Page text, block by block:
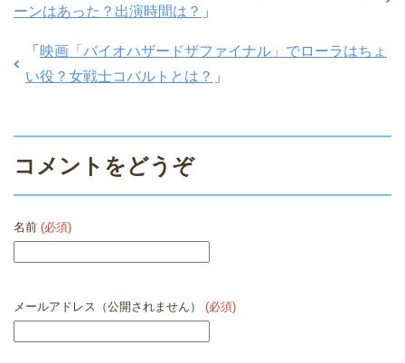
ーンはあった？出演時間は？ 」
「 映画「バイオハザードザファイナル」でローラはちょ
い役？女戦士コバルトとは？ 」
コメントをどうぞ
名前 (必須)
メールアドレス（公開されません） (必須)